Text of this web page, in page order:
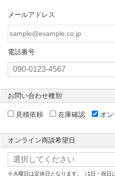
メールアドレス
電話番号
お問い合わせ種別
見積依頼 在庫確認 オ
オンライン商談希望日
※火曜日は定休日となります。（1日・祝日